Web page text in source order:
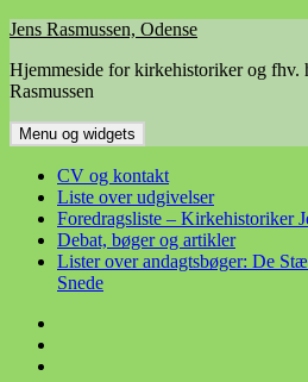
Hop
indhold
Jens Rasmussen, Odense
Hjemmeside for kirkehistoriker og fhv.
Rasmussen
Menu og widgets
CV og kontakt
Liste over udgivelser
Foredragsliste – Kirkehistoriker
Debat, bøger og artikler
Lister over andagtsbøger: De
Snede